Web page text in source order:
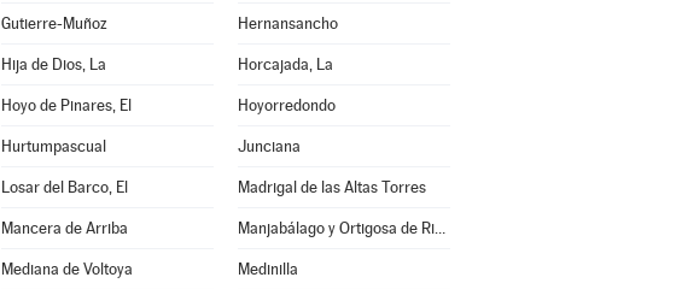
Gutierre-Muñoz Hernansancho
Hija de Dios, La Horcajada, La
Hoyo de Pinares, El Hoyorredondo
Hurtumpascual Junciana
Losar del Barco, El Madrigal de las Altas Torres
Mancera de Arriba Manjabálago y Ortigosa de Rioalmar
Mediana de Voltoya Medinilla